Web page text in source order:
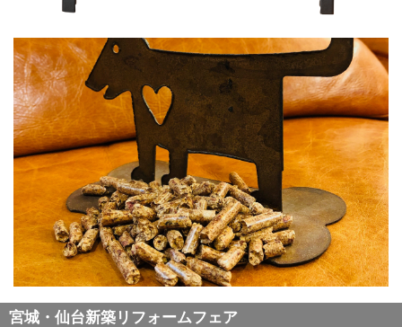
宮城・仙台新築リフォームフェア